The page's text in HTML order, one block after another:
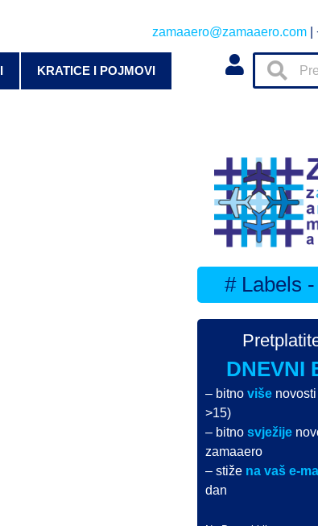
zamaaero@zamaaero.com
KRATICE I POJMOVI
# Labels
DNEVNI
– bitnoviše
>15)
– bitnosvježije
zamaaero
– stiže na vaš e-
dan